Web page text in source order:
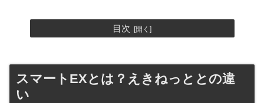
目次
スマートEXとは？えきねっととの違
い